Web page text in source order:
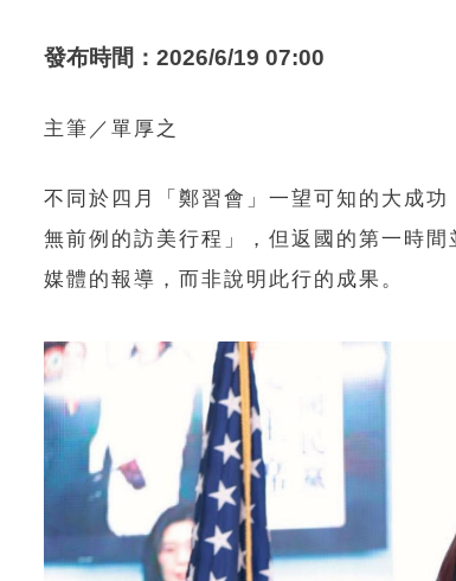
發布時間：2026/6/19 07:00
主筆／單厚之
不同於四月「鄭習會」一望可知的大成
無前例的訪美行程」，但返國的第一時
媒體的報導，而非說明此行的成果。